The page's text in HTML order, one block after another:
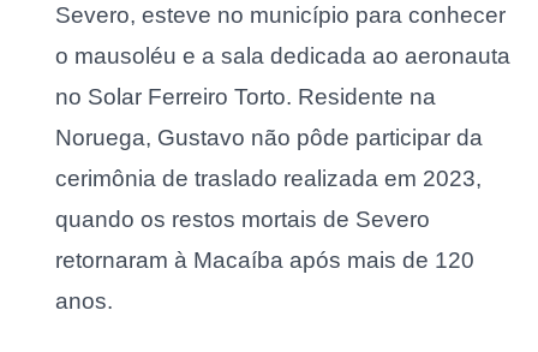
Severo, esteve no município para conhecer
o mausoléu e a sala dedicada ao aeronauta
no Solar Ferreiro Torto. Residente na
Noruega, Gustavo não pôde participar da
cerimônia de traslado realizada em 2023,
quando os restos mortais de Severo
retornaram à Macaíba após mais de 120
anos.